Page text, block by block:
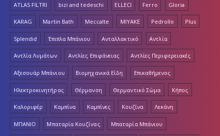
ATLAS FILTRI bizi and tedeschi ELLECI Ferro Gloria
KARAG Martin Bath Meccalte MIYAKE Pedrollo Plus
Splendid Έπιπλα Μπάνιου Ανταλλακτικό Αντλία
Αντλία Λυμάτων Αντλίες Επιφάνειας Αντλίες Περιφερειακές
Αξεσουάρ Μπάνιου Βιομηχανικά Είδη Επικαθήμενος
Ηλεκτροκινητήρας Θέρμανση Θερμαντικό Σώμα Κήπος
Καλοριφέρ Καμπίνα Καμπίνες Κουζίνα Λεκάνη
ΜΠΑΝΙΟ Μπαταρία Κουζίνας Μπαταρία Μπάνιου